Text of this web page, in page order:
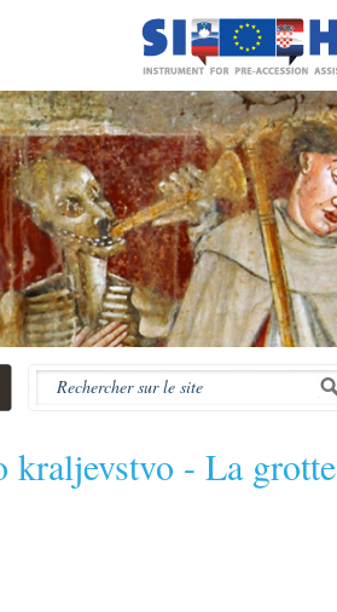
kraljevstvo - La grotte